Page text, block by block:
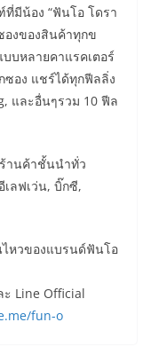
มีน้อง “ฟันโอ โดรา
องของสินค้าทุกข
บหลายคาแรคเตอร์
อง แชร์ได้ทุกฟีลลิ่ง
และอื่นๆรวม 10 ฟีล
านค้าชั้นนำทั่ว
เลฟเว่น, บิ๊กซี,
หวของแบรนด์ฟันโอ
ะ Line Official
fun-o